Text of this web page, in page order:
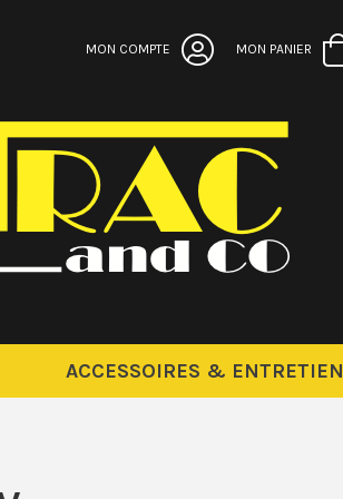
MON COMPTE MON PANIER
ACCESSOIRES & ENTRETIEN